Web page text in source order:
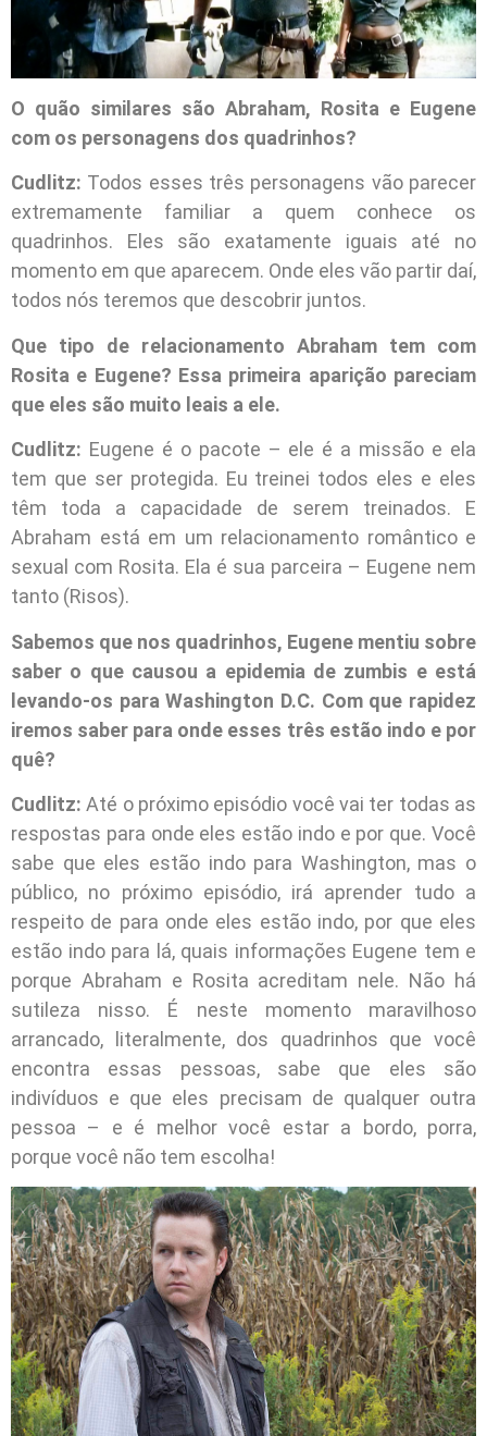
O quão similares são Abraham, Rosita e Eugene
com os personagens dos quadrinhos?
Cudlitz: Todos esses três personagens vão parecer
extremamente familiar a quem conhece os
quadrinhos. Eles são exatamente iguais até no
momento em que aparecem. Onde eles vão partir daí,
todos nós teremos que descobrir juntos.
Que tipo de relacionamento Abraham tem com
Rosita e Eugene? Essa primeira aparição pareciam
que eles são muito leais a ele.
Cudlitz: Eugene é o pacote – ele é a missão e ela
tem que ser protegida. Eu treinei todos eles e eles
têm toda a capacidade de serem treinados. E
Abraham está em um relacionamento romântico e
sexual com Rosita. Ela é sua parceira – Eugene nem
tanto (Risos).
Sabemos que nos quadrinhos, Eugene mentiu sobre
saber o que causou a epidemia de zumbis e está
levando-os para Washington D.C. Com que rapidez
iremos saber para onde esses três estão indo e por
quê?
Cudlitz:Até o próximo episódio você vai ter todas as
respostas para onde eles estão indo e por que. Você
sabe que eles estão indo para Washington, mas o
público, no próximo episódio, irá aprender tudo a
respeito de para onde eles estão indo, por que eles
estão indo para lá, quais informações Eugene tem e
porque Abraham e Rosita acreditam nele. Não há
sutileza nisso. É neste momento maravilhoso
arrancado, literalmente, dos quadrinhos que você
encontra essas pessoas, sabe que eles são
indivíduos e que eles precisam de qualquer outra
pessoa – e é melhor você estar a bordo, porra,
porque você não tem escolha!